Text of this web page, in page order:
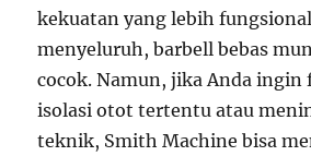
kekuatan yang lebih
menyeluruh, barbell bebas
cocok. Namun, jika Anda ingin
isolasi otot tertentu atau
teknik, Smith Machine bisa